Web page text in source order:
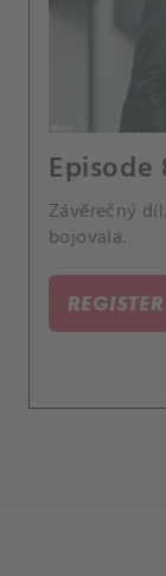
Episode
Závěrečný
bojovala.